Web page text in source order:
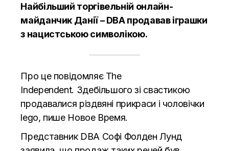
Найбільший торгівельній онлайн-
майданчик Данії – DBA продавав іграшки
з нацистською символікою.
Про це повідомляє The
Independent. Здебільшого зі свастикою
продавалися різдвяні прикраси і чоловічки
lego, пише Новое Время.
Представник DBA Софі Фолден Лунд